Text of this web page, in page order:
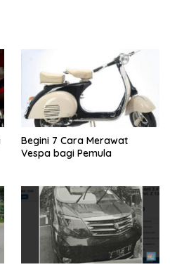
Begini 7 Cara Merawat
Vespa bagi Pemula